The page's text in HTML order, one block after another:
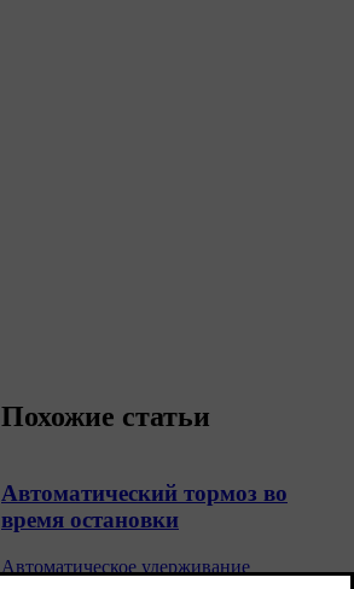
Похожие статьи
Автоматический тормоз во
время остановки
Автоматическое удерживание